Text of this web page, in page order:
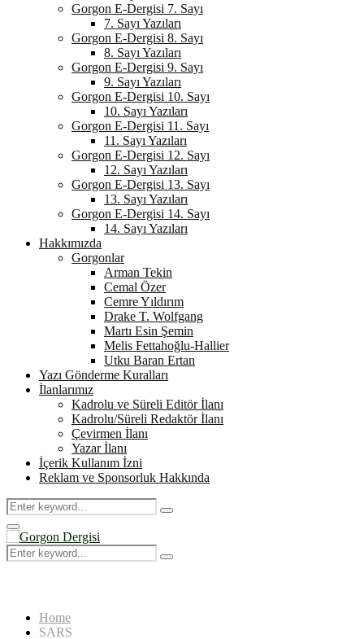
Gorgon E-Dergisi 7. Sayı
7. Sayı Yazıları
Gorgon E-Dergisi 8. Sayı
8. Sayı Yazıları
Gorgon E-Dergisi 9. Sayı
9. Sayı Yazıları
Gorgon E-Dergisi 10. Sayı
10. Sayı Yazıları
Gorgon E-Dergisi 11. Sayı
11. Sayı Yazıları
Gorgon E-Dergisi 12. Sayı
12. Sayı Yazıları
Gorgon E-Dergisi 13. Sayı
13. Sayı Yazıları
Gorgon E-Dergisi 14. Sayı
14. Sayı Yazıları
Hakkımızda
Gorgonlar
Arman Tekin
Cemal Özer
Cemre Yıldırım
Drake T. Wolfgang
Martı Esin Şemin
Melis Fettahoğlu-Hallier
Utku Baran Ertan
Yazı Gönderme Kuralları
İlanlarımız
Kadrolu ve Süreli Editör İlanı
Kadrolu/Süreli Redaktör İlanı
Çevirmen İlanı
Yazar İlanı
İçerik Kullanım İzni
Reklam ve Sponsorluk Hakkında
Search
for:
Search
Primary
Menu
Search
for:
Search
Home
SARS